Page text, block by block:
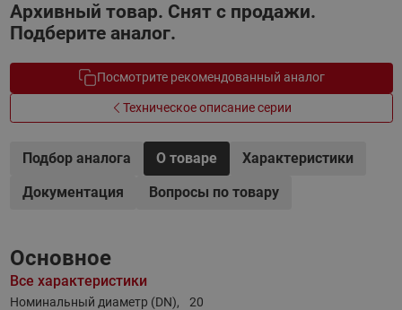
Архивный товар. Снят с продажи.
Подберите аналог.
Посмотрите рекомендованный аналог
Техническое описание серии
Подбор аналога О товаре
Характеристики
Документация
Вопросы по товару
Основное
Все характеристики
Номинальный диаметр (DN),
20